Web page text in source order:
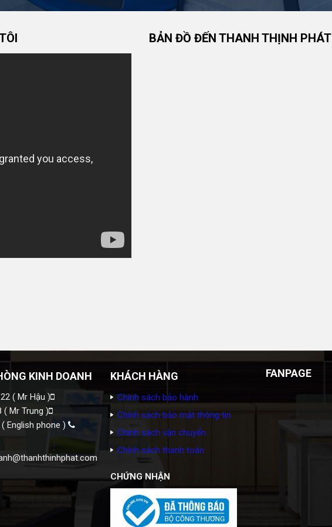
BẢN ĐỒ ĐẾN THANH THỊNH PHÁT
KINH DOANH
( Mr Hậu )
( Mr Trung )
English phone )
KHÁCH HÀNG
Chính sách bảo hành
Chính sách bảo mật thông tin
Chính sách vận chuyển
Chính sách thanh toán
CHỨNG NHẬN
FANPAGE